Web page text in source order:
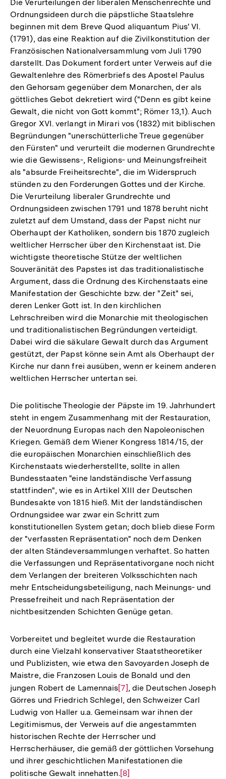
Die Verurteilungen der liberalen Menschenrechte und
Ordnungsideen durch die päpstliche Staatslehre
beginnen mit dem Breve Quod aliquantum Pius' VI.
(1791), das eine Reaktion auf die Zivilkonstitution der
Französischen Nationalversammlung vom Juli 1790
darstellt. Das Dokument fordert unter Verweis auf die
Gewaltenlehre des Römerbriefs des Apostel Paulus
den Gehorsam gegenüber dem Monarchen, der als
göttliches Gebot dekretiert wird ("Denn es gibt keine
Gewalt, die nicht von Gott kommt"; Römer 13,1). Auch
Gregor XVI. verlangt in Mirari vos (1832) mit biblischen
Begründungen "unerschütterliche Treue gegenüber
den Fürsten" und verurteilt die modernen Grundrechte
wie die Gewissens-, Religions- und Meinungsfreiheit
als "absurde Freiheitsrechte", die im Widerspruch
stünden zu den Forderungen Gottes und der Kirche.
Die Verurteilung liberaler Grundrechte und
Ordnungsideen zwischen 1791 und 1878 beruht nicht
zuletzt auf dem Umstand, dass der Papst nicht nur
Oberhaupt der Katholiken, sondern bis 1870 zugleich
weltlicher Herrscher über den Kirchenstaat ist. Die
wichtigste theoretische Stütze der weltlichen
Souveränität des Papstes ist das traditionalistische
Argument, dass die Ordnung des Kirchenstaats eine
Manifestation der Geschichte bzw. der "Zeit" sei,
deren Lenker Gott ist. In den kirchlichen
Lehrschreiben wird die Monarchie mit theologischen
und traditionalistischen Begründungen verteidigt.
Dabei wird die säkulare Gewalt durch das Argument
gestützt, der Papst könne sein Amt als Oberhaupt der
Kirche nur dann frei ausüben, wenn er keinem anderen
weltlichen Herrscher untertan sei.
Die politische Theologie der Päpste im 19. Jahrhundert
steht in engem Zusammenhang mit der Restauration,
der Neuordnung Europas nach den Napoleonischen
Kriegen. Gemäß dem Wiener Kongress 1814/15, der
die europäischen Monarchien einschließlich des
Kirchenstaats wiederherstellte, sollte in allen
Bundesstaaten "eine landständische Verfassung
stattfinden", wie es in Artikel XIII der Deutschen
Bundesakte von 1815 hieß. Mit der landständischen
Ordnungsidee war zwar ein Schritt zum
konstitutionellen System getan; doch blieb diese Form
der "verfassten Repräsentation" noch dem Denken
der alten Ständeversammlungen verhaftet. So hatten
die Verfassungen und Repräsentativorgane noch nicht
dem Verlangen der breiteren Volksschichten nach
mehr Entscheidungsbeteiligung, nach Meinungs- und
Pressefreiheit und nach Repräsentation der
nichtbesitzenden Schichten Genüge getan.
Vorbereitet und begleitet wurde die Restauration
durch eine Vielzahl konservativer Staatstheoretiker
und Publizisten, wie etwa den Savoyarden Joseph de
Maistre, die Franzosen Louis de Bonald und den
jungen Robert de LamennaisZur
Auflösung
der
Fußnote
[7], die Deutschen Joseph
Görres und Friedrich Schlegel, den Schweizer Carl
Ludwig von Haller u.a. Gemeinsam war ihnen der
Legitimismus, der Verweis auf die angestammten
historischen Rechte der Herrscher und
Herrscherhäuser, die gemäß der göttlichen Vorsehung
und ihrer geschichtlichen Manifestationen die
politische Gewalt innehatten.Zur
[8]